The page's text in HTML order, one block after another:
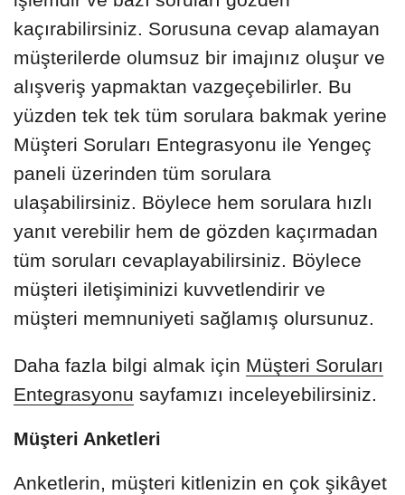
kaçırabilirsiniz. Sorusuna cevap alamayan
müşterilerde olumsuz bir imajınız oluşur ve
alışveriş yapmaktan vazgeçebilirler. Bu
yüzden tek tek tüm sorulara bakmak yerine
Müşteri Soruları Entegrasyonu ile Yengeç
paneli üzerinden tüm sorulara
ulaşabilirsiniz. Böylece hem sorulara hızlı
yanıt verebilir hem de gözden kaçırmadan
tüm soruları cevaplayabilirsiniz. Böylece
müşteri iletişiminizi kuvvetlendirir ve
müşteri memnuniyeti sağlamış olursunuz.
Daha fazla bilgi almak için Müşteri Soruları
Entegrasyonu sayfamızı inceleyebilirsiniz.
Müşteri Anketleri
Anketlerin, müşteri kitlenizin en çok şikâyet